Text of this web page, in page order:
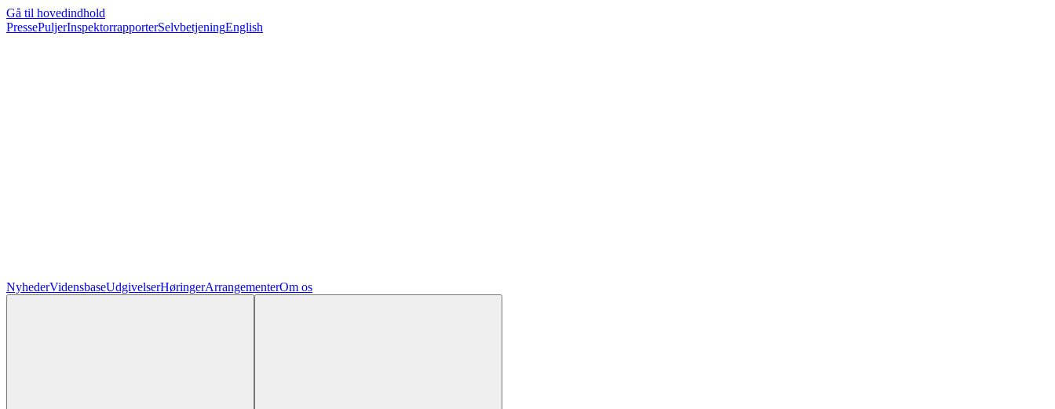
Gå til hovedindhold
PressePuljerInspektorrapporterSelvbetjeningEnglish
NyhederVidensbaseUdgivelserHøringerArrangementerOm os